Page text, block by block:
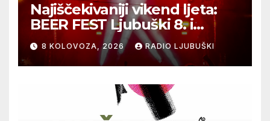
Najiščekivaniji vikend ljeta:
BEER FEST Ljubuški 8. i
9.kolovoza
8 KOLOVOZA, 2026 RADIO LJUBUŠKI